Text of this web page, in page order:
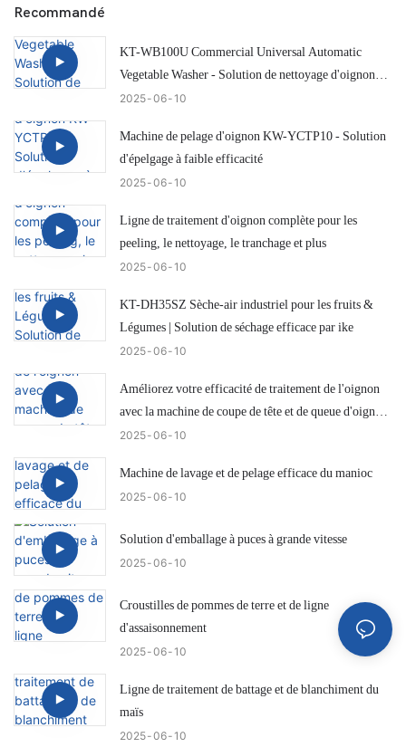
Recommandé
KT-WB100U Commercial Universal Automatic
Vegetable Washer - Solution de nettoyage d'oignon
efficace et intelligente
2025 06 10
Machine de pelage d'oignon KW-YCTP10 - Solution
d'épelgage à faible efficacité
2025 06 10
Ligne de traitement d'oignon complète pour les
peeling, le nettoyage, le tranchage et plus
2025 06 10
KT-DH35SZ Sèche-air industriel pour les fruits &
Légumes | Solution de séchage efficace par ike
2025 06 10
Améliorez votre efficacité de traitement de l'oignon
avec la machine de coupe de tête et de queue d'oignon
IKE KW-QG500
2025 06 10
Machine de lavage et de pelage efficace du manioc
2025 06 10
Solution d'emballage à puces à grande vitesse
2025 06 10
Croustilles de pommes de terre et de ligne
d'assaisonnement
2025 06 10
Ligne de traitement de battage et de blanchiment du
maïs
2025 06 10